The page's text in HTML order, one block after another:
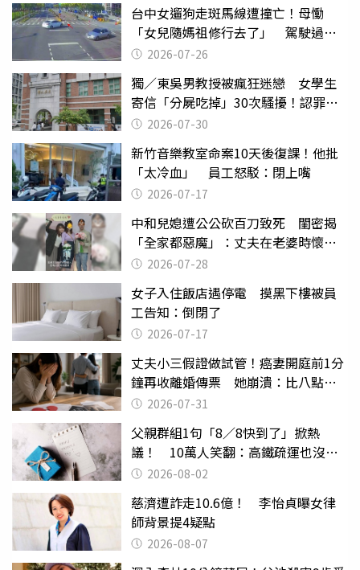
台中女遛狗走斑馬線遭撞亡！母慟
「女兒隨媽祖修行去了」 駕駛過失
致死判9月
2026-07-26
獨／東吳男教授被瘋狂迷戀 女學生
寄信「分屍吃掉」30次騷擾！認罪免
關 2026-07-30
新竹音樂教室命案10天後復課！他批
「太冷血」 員工怒駁：閉上嘴
2026-07-17
中和兒媳遭公公砍百刀致死 閨密揭
「全家都惡魔」：丈夫在老婆時懷孕
摔東西
2026-07-28
女子入住飯店遇停電 摸黑下樓被員
工告知：倒閉了
2026-07-17
丈夫小三假證做試管！癌妻開庭前1分
鐘再收離婚傳票 她崩潰：比八點檔
還扯2026-07-31
父親群組1句「8／8快到了」掀熱
議！ 10萬人笑翻：高鐵疏運也沒列
父親節
2026-08-02
慈濟遭詐走10.6億！ 李怡貞曝女律
師背景提4疑點
2026-08-07